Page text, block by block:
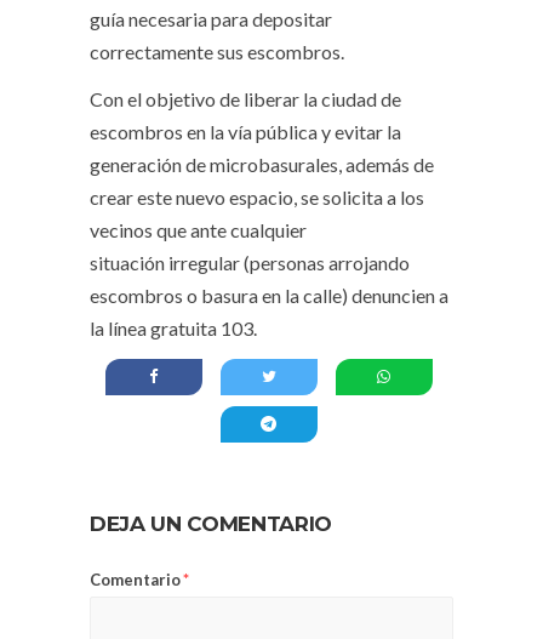
guía necesaria para depositar
correctamente sus escombros.
Con el objetivo de liberar la ciudad de
escombros en la vía pública y evitar la
generación de microbasurales, además de
crear este nuevo espacio, se solicita a los
vecinos que ante cualquier
situación irregular (personas arrojando
escombros o basura en la calle) denuncien a
la línea gratuita 103.
DEJA UN COMENTARIO
Comentario*